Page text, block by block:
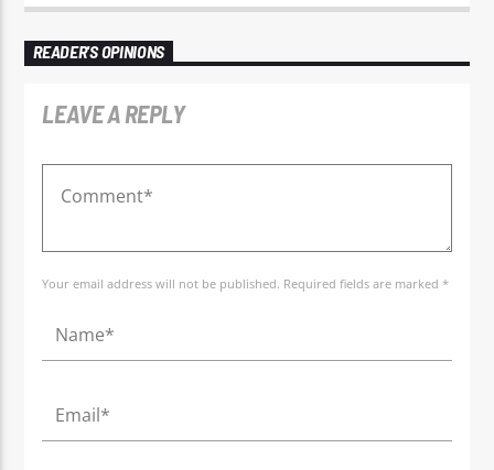
READER'S OPINIONS
LEAVE A REPLY
Your email address will not be published. Required fields are marked *